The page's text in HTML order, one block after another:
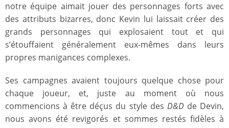
notre équipe aimait jouer des personnages forts avec
des attributs bizarres, donc Kevin lui laissait créer des
grands personnages qui explosaient tout et qui
s’étouffaient généralement eux-mêmes dans leurs
propres manigances complexes.
Ses campagnes avaient toujours quelque chose pour
chaque joueur, et, juste au moment où nous
commencions à être déçus du style des D&D de Devin,
nous avons été revigorés et sommes restés fidèles à